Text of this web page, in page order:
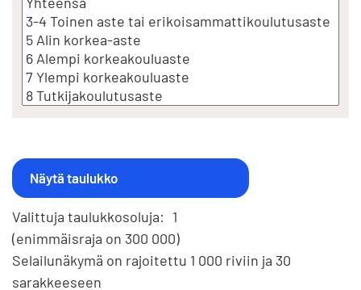
Valittuja taulukkosoluja: 1
(enimmäisraja on 300 000)
Selailunäkymä on rajoitettu 1 000 riviin ja 30
sarakkeeseen